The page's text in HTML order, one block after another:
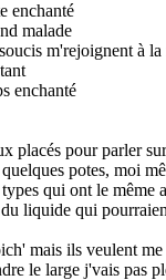
enchanté
malade
m'rejoignent à la
enchanté
placés pour parler
potes, moi
qui ont le même
liquide qui
mais ils veulent
le large j'vais pas